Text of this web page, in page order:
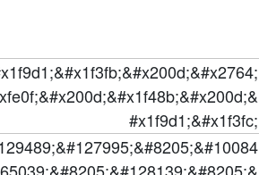
#x1f9d1;&#x1f3fc;